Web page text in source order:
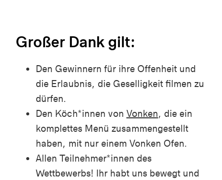
Großer Dank gilt:
Den Gewinnern für ihre Offenheit und
die Erlaubnis, die Geselligkeit filmen zu
dürfen.
Den Köch*innen von Vonken, die ein
komplettes Menü zusammengestellt
haben, mit nur einem Vonken Ofen.
Allen Teilnehmer*innen des
Wettbewerbs! Ihr habt uns bewegt und